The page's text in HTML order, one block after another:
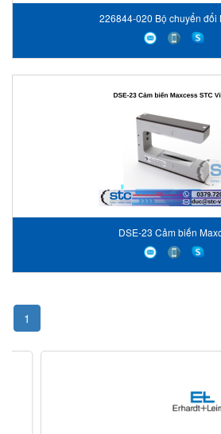
226844-020 Bộ chuyển đổi
DSE-23 Cảm biến
1